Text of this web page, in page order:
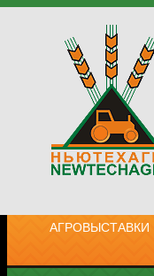
АГРОВЫСТАВКИ